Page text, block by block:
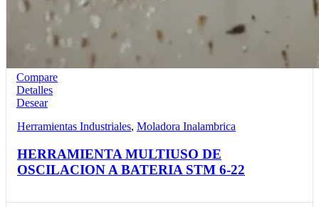
Compare
Detalles
Desear
Herramientas Industriales, Moladora Inalambrica
HERRAMIENTA MULTIUSO DE
OSCILACION A BATERIA STM 6-22